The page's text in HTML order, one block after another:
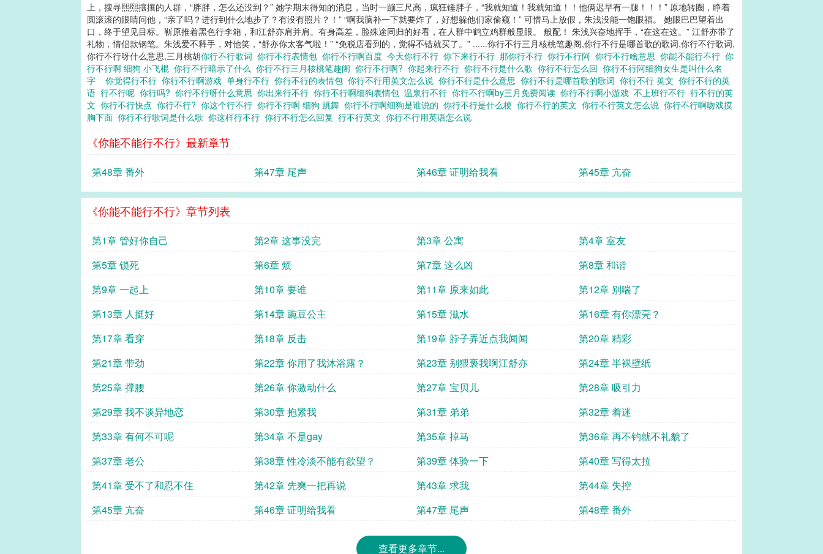
行不行歌词,你行不行呀什么意思,三月桃胡
上，搜寻熙熙攘攘的人群，“胖胖，怎么还没到？” 她学期末得知的消息，当时一蹦三尺高，疯狂锤胖子，“我就知道！我就知道！！他俩迟早有一腿！！！” 原地转圈，睁着
圆滚滚的眼睛问他，“亲了吗？进行到什么地步了？有没有照片？！” “啊我脑补一下就要炸了，好想躲他们家偷窥！” 可惜马上放假，朱浅没能一饱眼福。 她眼巴巴望着出
口，终于望见目标。靳原推着黑色行李箱，和江舒亦肩并肩。有身高差，脸殊途同归的好看，在人群中鹤立鸡群般显眼。 般配！ 朱浅兴奋地挥手，“在这在这。” 江舒亦带了
礼物，情侣款钢笔。朱浅爱不释手，对他笑，“舒亦你太客气啦！” “免税店看到的，觉得不错就买了。” ......你行不行三月核桃笔趣阁,你行不行是哪首歌的歌词,你行不行歌词,
你行不行呀什么意思,三月桃胡你行不行歌词 你行不行表情包 你行不行啊百度 今天你行不行 你下来行不行 那你行不行 你行不行阿 你行不行啥意思 你能不能行不行 你
行不行啊 细狗 小飞棍 你行不行暗示了什么 你行不行三月核桃笔趣阁 你行不行啊? 你起来行不行 你行不行是什么歌 你行不行怎么回 你行不行阿细狗女生是叫什么名
字
你觉得行不行 你行不行啊游戏 单身行不行 你行不行的表情包 你行不行用英文怎么说 你行不行是什么意思 你行不行是哪首歌的歌词 你行不行 英文 你行不行的英
语 行不行呢 你行吗? 你行不行呀什么意思 你出来行不行 你行不行啊细狗表情包 温泉行不行 你行不行啊by三月免费阅读 你行不行啊小游戏 不上班行不行 行不行的英
文 你行不行快点 你行不行? 你这个行不行 你行不行啊 细狗 跳舞 你行不行啊细狗是谁说的 你行不行是什么梗 你行不行的英文 你行不行英文怎么说 你行不行啊吻戏摸
胸下面 你行不行歌词是什么歌 你这样行不行 你行不行怎么回复 行不行英文 你行不行用英语怎么说
《你能不能行不行》最新章节
第48章 番外 第47章 尾声 第46章 证明给我看 第45章 亢奋
《你能不能行不行》章节列表
第1章 管好你自己 第2章 这事没完 第3章 公寓
第4章 室友
第5章 锁死
第6章 烦 第7章 这么凶
第8章 和谐
第9章 一起上
第10章 要谁 第11章 原来如此
第12章 别喘了
第13章 人挺好
第14章 豌豆公主 第15章 滋水
第16章 有你漂亮？
第17章 看穿
第18章 反击 第19章 脖子弄近点我闻闻
第20章 精彩
第21章 带劲
第22章 你用了我沐浴露？ 第23章 别猥亵我啊江舒亦
第24章 半裸壁纸
第25章 撑腰
第26章 你激动什么 第27章 宝贝儿
第28章 吸引力
第29章 我不谈异地恋
第30章 抱紧我 第31章 弟弟
第32章 着迷
第33章 有何不可呢
第34章 不是gay 第35章 掉马
第36章 再不钓就不礼貌了
第37章 老公
第38章 性冷淡不能有欲望？ 第39章 体验一下
第40章 写得太拉
第41章 受不了和忍不住
第42章 先爽一把再说 第43章 求我
第44章 失控
第45章 亢奋
第46章 证明给我看 第47章 尾声 第48章 番外
查看更多章节...